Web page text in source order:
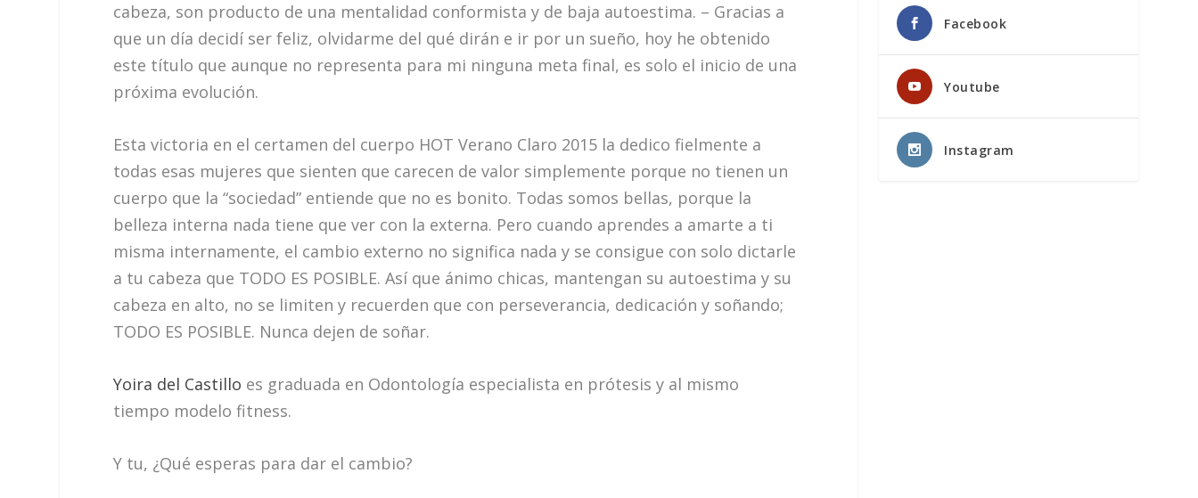
cabeza, son producto de una mentalidad conformista y de baja autoestima. – Gracias a
que un día decidí ser feliz, olvidarme del qué dirán e ir por un sueño, hoy he obtenido
este título que aunque no representa para mi ninguna meta final, es solo el inicio de una
próxima evolución.
Esta victoria en el certamen del cuerpo HOT Verano Claro 2015 la dedico fielmente a
todas esas mujeres que sienten que carecen de valor simplemente porque no tienen un
cuerpo que la “sociedad” entiende que no es bonito. Todas somos bellas, porque la
belleza interna nada tiene que ver con la externa. Pero cuando aprendes a amarte a ti
misma internamente, el cambio externo no significa nada y se consigue con solo dictarle
a tu cabeza que TODO ES POSIBLE. Así que ánimo chicas, mantengan su autoestima y su
cabeza en alto, no se limiten y recuerden que con perseverancia, dedicación y soñando;
TODO ES POSIBLE. Nunca dejen de soñar.
Yoira del Castillo es graduada en Odontología especialista en prótesis y al mismo
tiempo modelo fitness.
Y tu, ¿Qué esperas para dar el cambio?
Facebook
Youtube
Instagram